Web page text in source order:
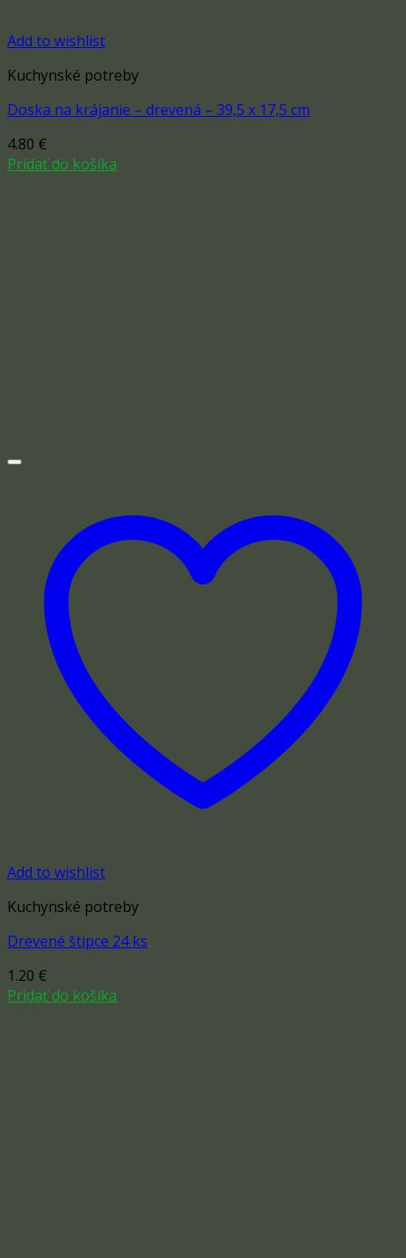
Add to wishlist
Kuchynské potreby
Doska na krájanie – drevená – 39,5 x 17,5 cm
4.80 €
Pridať do košíka
Add to wishlist
Kuchynské potreby
Drevené štipce 24 ks
1.20 €
Pridať do košíka